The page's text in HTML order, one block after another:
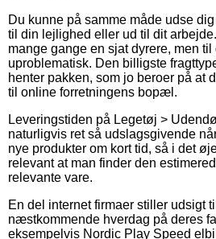
Du kunne på samme måde udse
til din lejlighed eller ud til dit
mange gange en sjat dyrere, men
uproblematisk. Den billigste
henter pakken, som jo beroer på at
til online forretningens bopæl.
Leveringstiden på Legetøj >
naturligvis ret så udslagsgivende
nye produkter om kort tid, så i det
relevant at man finder den
relevante vare.
En del internet firmaer stiller udsigt
næstkommende hverdag på deres
eksempelvis Nordic Play Speed